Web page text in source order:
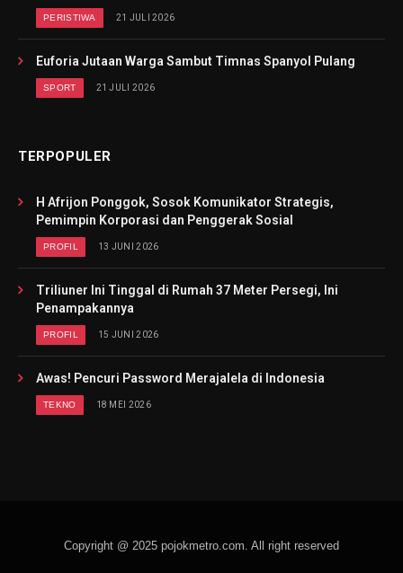
PERISTIWA 21 JULI 2026
Euforia Jutaan Warga Sambut Timnas Spanyol Pulang
SPORT 21 JULI 2026
TERPOPULER
H Afrijon Ponggok, Sosok Komunikator Strategis,
Pemimpin Korporasi dan Penggerak Sosial
PROFIL 13 JUNI 2026
Triliuner Ini Tinggal di Rumah 37 Meter Persegi, Ini
Penampakannya
PROFIL 15 JUNI 2026
Awas! Pencuri Password Merajalela di Indonesia
TEKNO 18 MEI 2026
Copyright @ 2025 pojokmetro.com. All right reserved